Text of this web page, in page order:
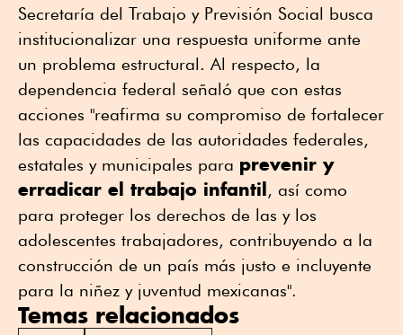
Secretaría del Trabajo y Previsión Social busca
institucionalizar una respuesta uniforme ante
un problema estructural. Al respecto, la
dependencia federal señaló que con estas
acciones "reafirma su compromiso de fortalecer
las capacidades de las autoridades federales,
estatales y municipales para prevenir y
erradicar el trabajo infantil , así como
para proteger los derechos de las y los
adolescentes trabajadores, contribuyendo a la
construcción de un país más justo e incluyente
para la niñez y juventud mexicanas".
Temas relacionados